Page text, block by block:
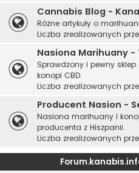
Cannabis Blog -
Różne artykuły o
Liczba zrealizowanych
Nasiona Marihuany -
Sprawdzony i pewny
konopi CBD.
Liczba zrealizowanych
Producent Nasion -
Nasiona marihuany i
producenta z Hiszpanii.
Liczba zrealizowanych